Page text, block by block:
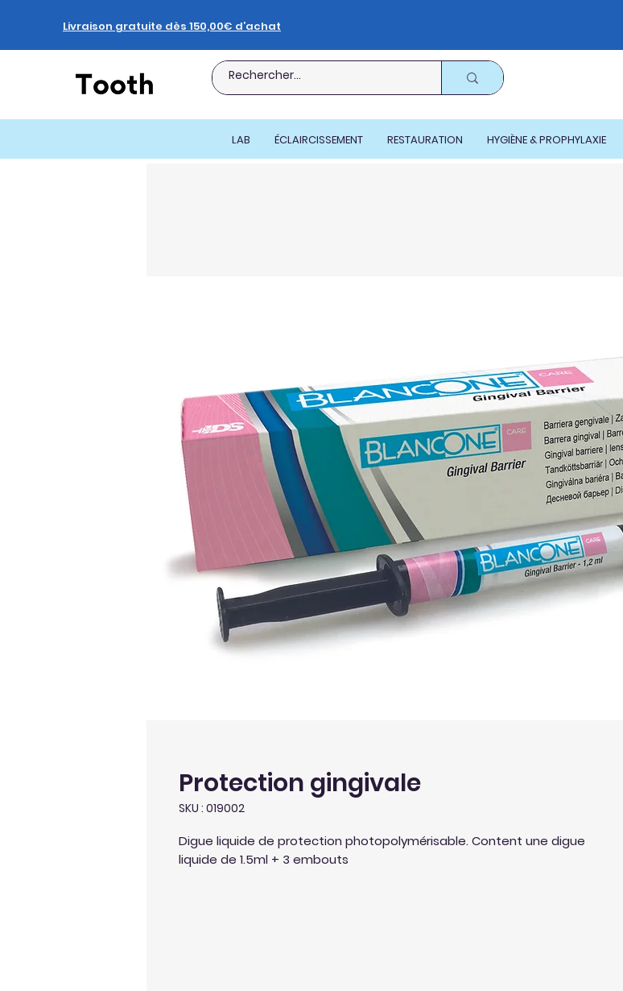
Livraison gratuite dès 150,00€ d’achat
LAB ÉCLAIRCISSEMENT RESTAURATION HYGIÈNE & PROPHYLAXIE
Protection gingivale
SKU : 019002
Digue liquide de protection photopolymérisable. Content une digue
liquide de 1.5ml + 3 embouts